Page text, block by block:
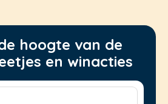
hoogte van de
en winacties